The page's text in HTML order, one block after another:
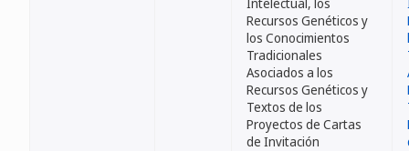
Recursos Genéticos y
los Conocimientos
Tradicionales
Asociados a los
Recursos Genéticos y
Textos de los
Proyectos de Cartas
de Invitación